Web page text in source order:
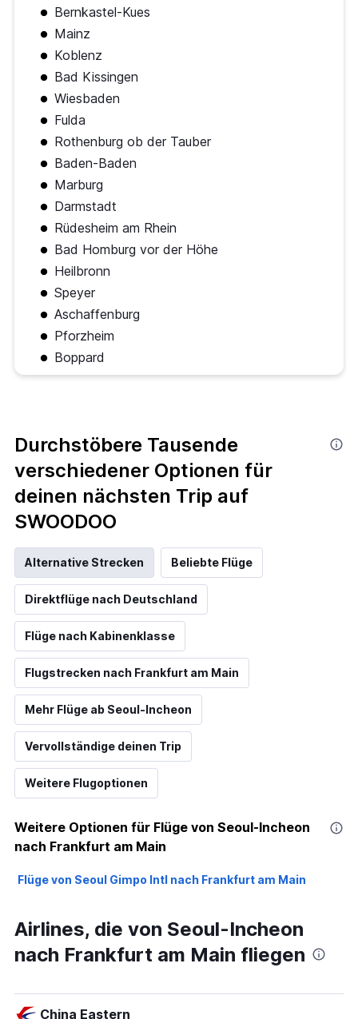
Bernkastel-Kues
Mainz
Koblenz
Bad Kissingen
Wiesbaden
Fulda
Rothenburg ob der Tauber
Baden-Baden
Marburg
Darmstadt
Rüdesheim am Rhein
Bad Homburg vor der Höhe
Heilbronn
Speyer
Aschaffenburg
Pforzheim
Boppard
Durchstöbere Tausende
verschiedener Optionen für
deinen nächsten Trip auf
SWOODOO
Alternative Strecken Beliebte Flüge
Direktflüge nach Deutschland
Flüge nach Kabinenklasse
Flugstrecken nach Frankfurt am Main
Mehr Flüge ab Seoul-Incheon
Vervollständige deinen Trip
Weitere Flugoptionen
Weitere Optionen für Flüge von Seoul-Incheon
nach Frankfurt am Main
Flüge von Seoul Gimpo Intl nach Frankfurt am Main
Airlines, die von Seoul-Incheon
nach Frankfurt am Main fliegen
China Eastern